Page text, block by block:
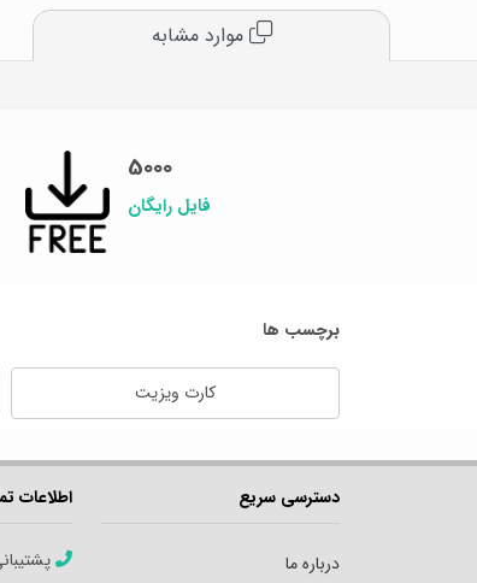
موارد مشابه
5000
فایل رایگان
برچسب ها
کارت ویزیت
دسترسی سریع
درباره ما
اطلاعات